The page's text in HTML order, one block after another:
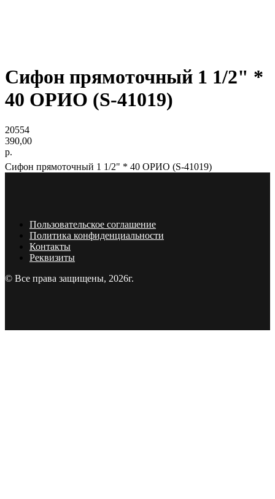
Сифон прямоточный 1 1/2" *
40 ОРИО (S-41019)
20554
390,00
р.
Сифон прямоточный 1 1/2" * 40 ОРИО (S-41019)
Пользовательское соглашение
Политика конфиденциальности
Контакты
Реквизиты
© Все права защищены, 2026г.